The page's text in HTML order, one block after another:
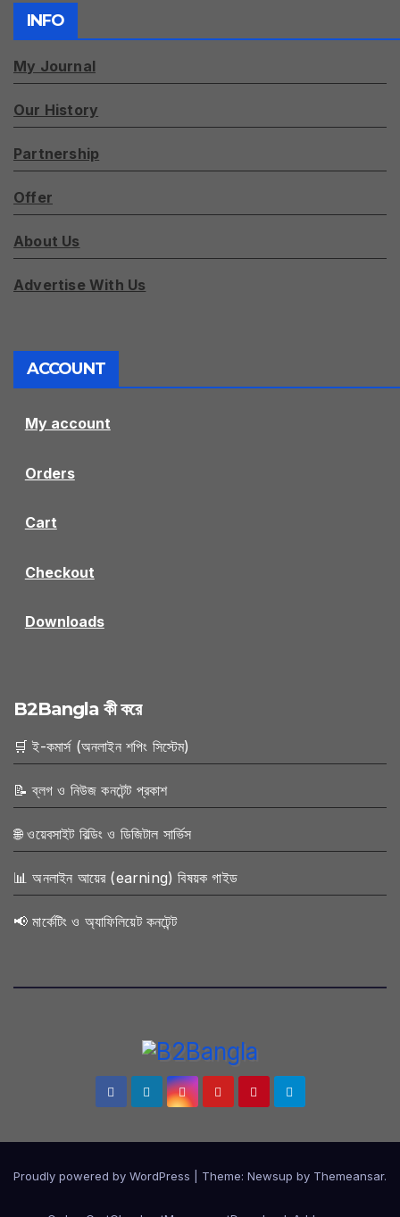
INFO
My Journal
Our History
Partnership
Offer
About Us
Advertise With Us
ACCOUNT
My account
Orders
Cart
Checkout
Downloads
B2Bangla কী করে
🛒 ই-কমার্স (অনলাইন শপিং সিস্টেম)
📝 ব্লগ ও নিউজ কনটেন্ট প্রকাশ
🌐 ওয়েবসাইট বিল্ডিং ও ডিজিটাল সার্ভিস
📊 অনলাইন আয়ের (earning) বিষয়ক গাইড
📢 মার্কেটিং ও অ্যাফিলিয়েট কনটেন্ট
Proudly powered by WordPress Theme: Newsup by Themeansar.